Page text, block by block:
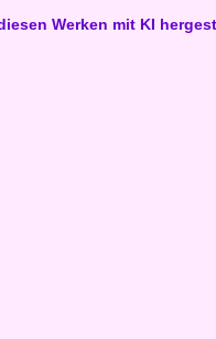
Werken mit KI